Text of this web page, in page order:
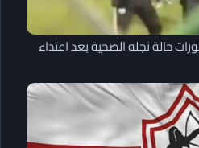
حالة نجله الصحية بعد اعتداء